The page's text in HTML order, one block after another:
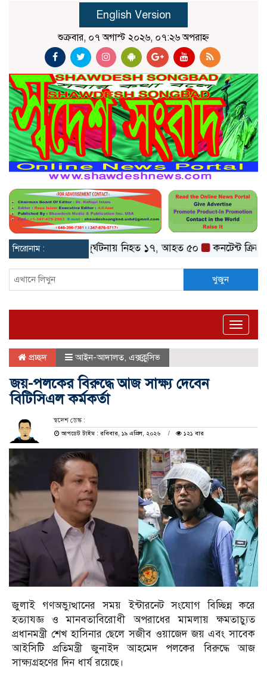
English Version
শুক্রবার, ০৭ অগাস্ট ২০২৬, ০৭:২৬ অপরাহ্ন
শিরোনাম :
ও বগুড়ায় বাস দুর্ঘটনায় নিহত ১৭, আহত ৫০ কনটেন্ট ক্রিয়েটর
খুজুন
Toggle
প্রচ্ছদ আইন-আদালত এক্সক্লুসিভ
জয়-পলকের বিরুদ্ধে আজ সাক্ষ্য দেবেন
বিটিসিএল কর্মকর্তা
স্বদেশ ডেস্ক :
আপডেট টাইম : রবিবার, ১৯ এপ্রিল, ২০২৬
১২১ বার
জুলাই গণঅভ্যুত্থানের সময় ইন্টারনেট সংযোগ বিচ্ছিন্ন করে
হত্যাযজ্ঞ ও মানবতাবিরোধী অপরাধের মামলায় ক্ষমতাচ্যুত
প্রধানমন্ত্রী শেখ হাসিনার ছেলে সজীব ওয়াজেদ জয় এবং সাবেক
আইসিটি প্রতিমন্ত্রী জুনাইদ আহমেদ পলকের বিরুদ্ধে আজ
সাক্ষ্যগ্রহণের দিন ধার্য রয়েছে।